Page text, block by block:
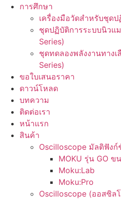
การศึกษา
เครื่องมือวัดสำหรับชุด
ชุดปฏิบัติการระบบนิวแ
Series)
ชุดทดลองพลังงานทางเ
Series)
ขอใบเสนอราคา
ดาวน์โหลด
บทความ
ติดต่อเรา
หน้าแรก
สินค้า
Oscilloscope มัลติฟัง
MOKU รุ่น GO ข
Moku:Lab
Moku:Pro
Oscilloscope (ออสซิล